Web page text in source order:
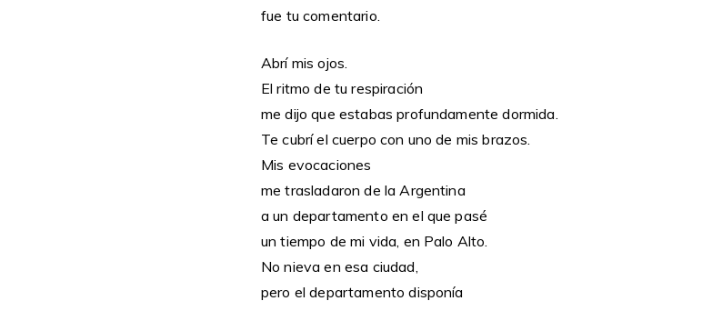
fue tu comentario.
Abrí mis ojos.
El ritmo de tu respiración
me dijo que estabas profundamente dormida.
Te cubrí el cuerpo con uno de mis brazos.
Mis evocaciones
me trasladaron de la Argentina
a un departamento en el que pasé
un tiempo de mi vida, en Palo Alto.
No nieva en esa ciudad,
pero el departamento disponía